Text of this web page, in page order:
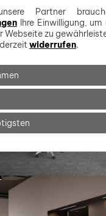
Partner
Ihre Einwilligung,
Webseite zu
widerrufen.